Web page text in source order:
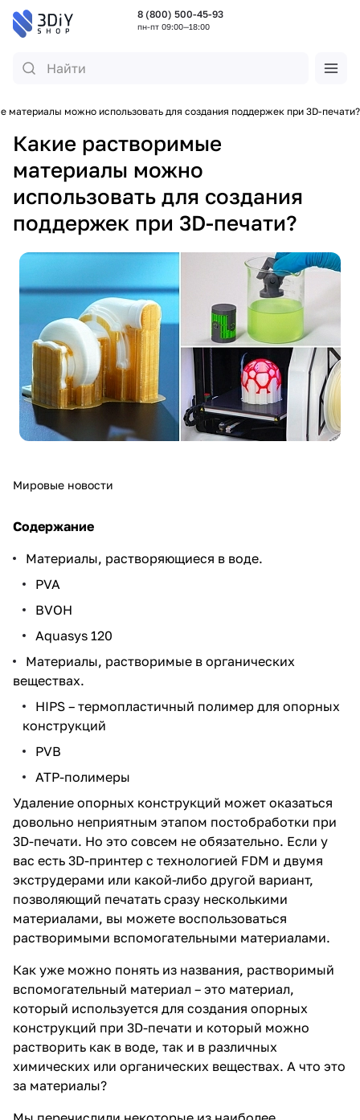
8 (800) 500-45-93
пн-пт 09:00—18:00
материалы можно использовать для создания поддержек при 3D-печати?
Какие растворимые
материалы можно
использовать для создания
поддержек при 3D-печати?
Мировые новости
Содержание
Материалы, растворяющиеся в воде.
PVA
BVOH
Aquasys 120
Материалы, растворимые в органических
веществах.
HIPS – термопластичный полимер для опорных
конструкций
PVB
ATP-полимеры
Удаление опорных конструкций может оказаться
довольно неприятным этапом постобработки при
3D-печати. Но это совсем не обязательно. Если у
вас есть 3D-принтер с технологией FDM и двумя
экструдерами или какой-либо другой вариант,
позволяющий печатать сразу несколькими
материалами, вы можете воспользоваться
растворимыми вспомогательными материалами.
Как уже можно понять из названия, растворимый
вспомогательный материал – это материал,
который используется для создания опорных
конструкций при 3D-печати и который можно
растворить как в воде, так и в различных
химических или органических веществах. А что это
за материалы?